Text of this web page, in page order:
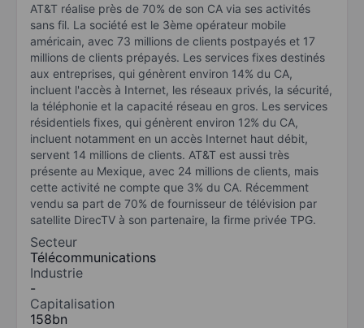
AT&T réalise près de 70% de son CA via ses activités
sans fil. La société est le 3ème opérateur mobile
américain, avec 73 millions de clients postpayés et 17
millions de clients prépayés. Les services fixes destinés
aux entreprises, qui génèrent environ 14% du CA,
incluent l'accès à Internet, les réseaux privés, la sécurité,
la téléphonie et la capacité réseau en gros. Les services
résidentiels fixes, qui génèrent environ 12% du CA,
incluent notamment en un accès Internet haut débit,
servent 14 millions de clients. AT&T est aussi très
présente au Mexique, avec 24 millions de clients, mais
cette activité ne compte que 3% du CA. Récemment
vendu sa part de 70% de fournisseur de télévision par
satellite DirecTV à son partenaire, la firme privée TPG.
Secteur
Télécommunications
Industrie
-
Capitalisation
158bn